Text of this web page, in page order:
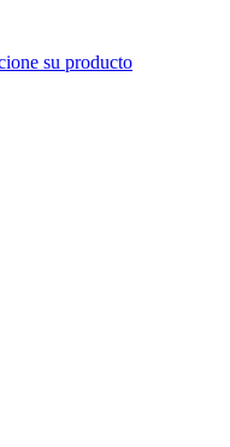
su producto